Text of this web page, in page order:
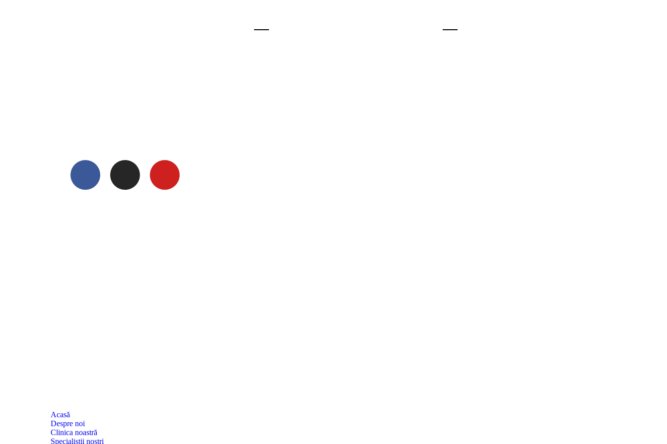
Acasă
Despre noi
Clinica noastră
Specialiștii noștri